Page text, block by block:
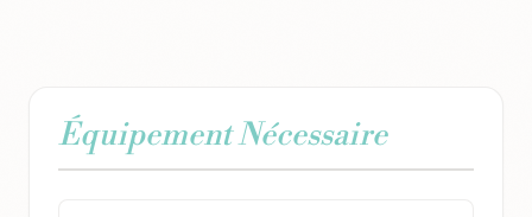
Équipement Nécessaire